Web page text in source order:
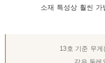
소재 특성상 훨씬
13호 기준 무게